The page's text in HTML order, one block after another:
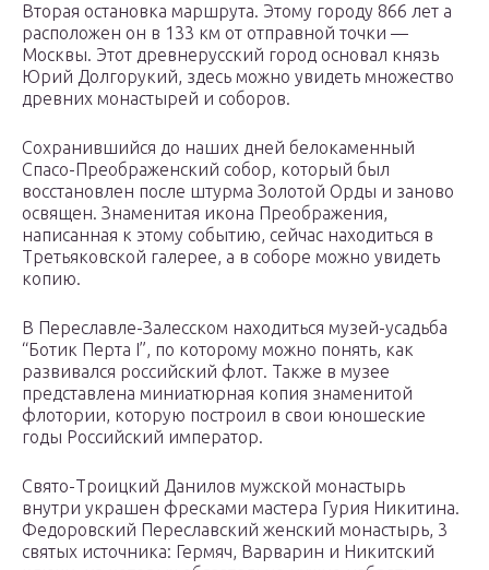
Вторая остановка маршрута. Этому городу 866 лет а
расположен он в 133 км от отправной точки —
Москвы. Этот древнерусский город основал князь
Юрий Долгорукий, здесь можно увидеть множество
древних монастырей и соборов.
Сохранившийся до наших дней белокаменный
Спасо-Преображенский собор, который был
восстановлен после штурма Золотой Орды и заново
освящен. Знаменитая икона Преображения,
написанная к этому событию, сейчас находиться в
Третьяковской галерее, а в соборе можно увидеть
копию.
В Переславле-Залесском находиться музей-усадьба
“Ботик Перта I”, по которому можно понять, как
развивался российский флот. Также в музее
представлена миниатюрная копия знаменитой
флотории, которую построил в свои юношеские
годы Российский император.
Свято-Троицкий Данилов мужской монастырь
внутри украшен фресками мастера Гурия Никитина.
Федоровский Переславский женский монастырь, 3
святых источника: Гермяч, Варварин и Никитский